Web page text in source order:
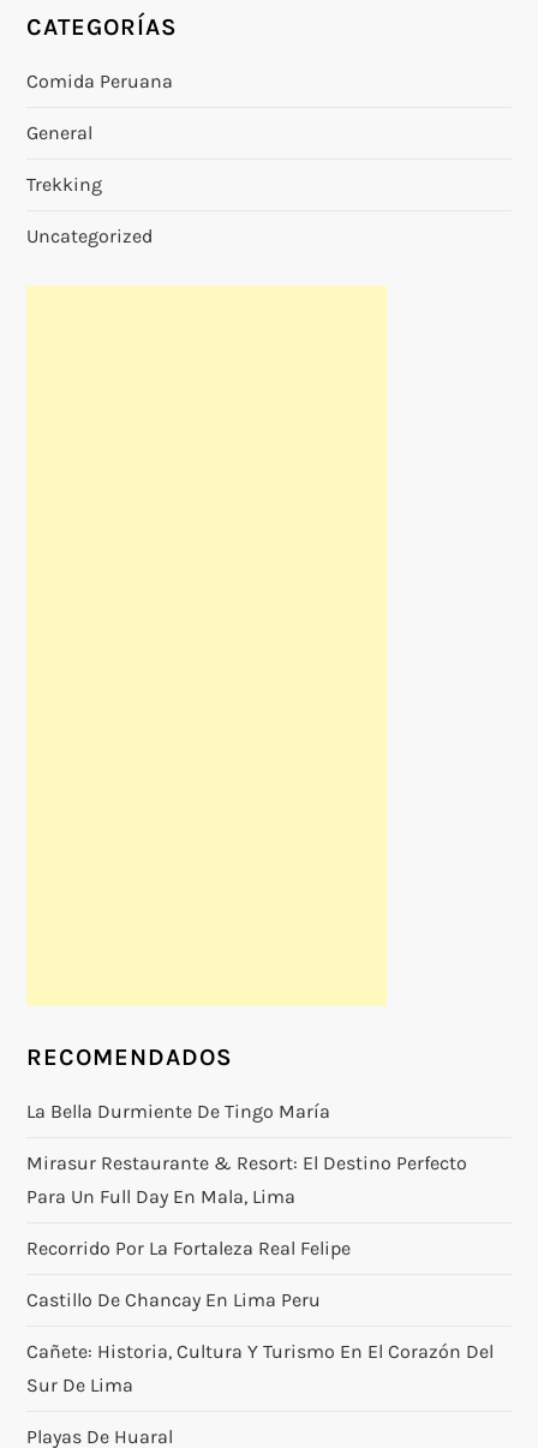
CATEGORÍAS
Comida Peruana
General
Trekking
Uncategorized
RECOMENDADOS
La Bella Durmiente De Tingo María
Mirasur Restaurante & Resort: El Destino Perfecto
Para Un Full Day En Mala, Lima
Recorrido Por La Fortaleza Real Felipe
Castillo De Chancay En Lima Peru
Cañete: Historia, Cultura Y Turismo En El Corazón Del
Sur De Lima
Playas De Huaral